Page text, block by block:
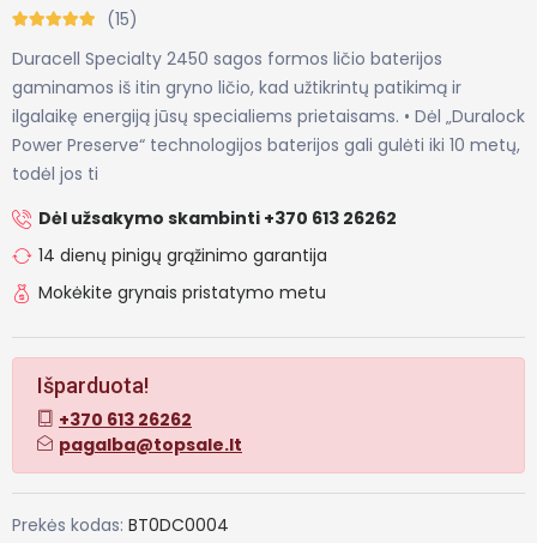
(15)
Duracell Specialty 2450 sagos formos ličio baterijos
gaminamos iš itin gryno ličio, kad užtikrintų patikimą ir
ilgalaikę energiją jūsų specialiems prietaisams. • Dėl „Duralock
Power Preserve“ technologijos baterijos gali gulėti iki 10 metų,
todėl jos ti
Dėl užsakymo skambinti +370 613 26262
14 dienų pinigų grąžinimo garantija
Mokėkite grynais pristatymo metu
Išparduota!
+370 613 26262
pagalba@topsale.lt
Prekės kodas: BT0DC0004